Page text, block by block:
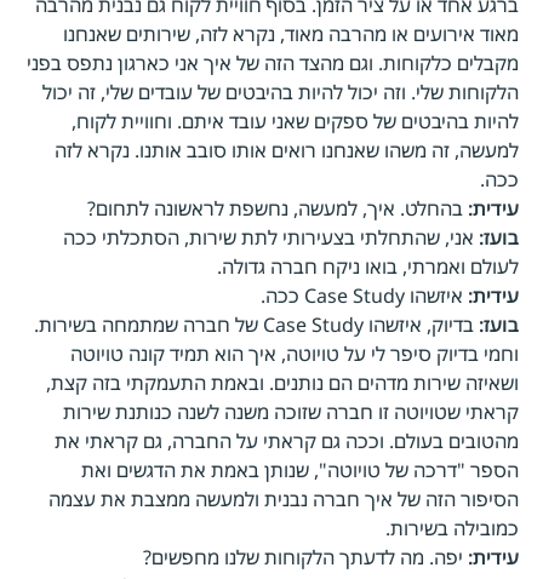
מאוד אירועים או מהרבה מאוד, נקרא לזה, שירותים שאנחנו
מקבלים כלקוחות. וגם מהצד הזה של איך אני כארגון נתפס בפני
הלקוחות שלי. וזה יכול להיות בהיבטים של עובדים שלי, זה יכול
להיות בהיבטים של ספקים שאני עובד איתם. וחוויית לקוח,
למעשה, זה משהו שאנחנו רואים אותו סובב אותנו. נקרא לזה
ככה.
עידית: בהחלט. איך, למעשה, נחשפת לראשונה לתחום?
בועז: אני, שהתחלתי בצעירותי לתת שירות, הסתכלתי ככה
לעולם ואמרתי, בואו ניקח חברה גדולה.
עידית: איזשהו Case Study ככה.
בועז:
בדיוק, איזשהו Case Study של חברה שמתמחה בשירות.
וחמי בדיוק סיפר לי על טויוטה, איך הוא תמיד קונה טויוטה
ושאיזה שירות מדהים הם נותנים. ובאמת התעמקתי בזה קצת,
קראתי שטויוטה זו חברה שזוכה משנה לשנה כנותנת שירות
מהטובים בעולם. וככה גם קראתי על החברה, גם קראתי את
הספר "דרכה של טויוטה", שנותן באמת את הדגשים ואת
הסיפור הזה של איך חברה נבנית ולמעשה ממצבת את עצמה
כמובילה בשירות.
עידית: יפה. מה לדעתך הלקוחות שלנו מחפשים?